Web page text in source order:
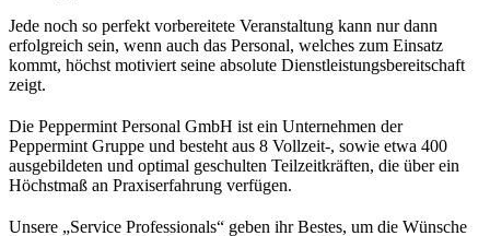
Jede noch so perfekt vorbereitete Veranstaltung kann nur dann
erfolgreich sein, wenn auch das Personal, welches zum Einsatz
kommt, höchst motiviert seine absolute Dienstleistungsbereitschaft
zeigt.
Die Peppermint Personal GmbH ist ein Unternehmen der
Peppermint Gruppe und besteht aus 8 Vollzeit-, sowie etwa 400
ausgebildeten und optimal geschulten Teilzeitkräften, die über ein
Höchstmaß an Praxiserfahrung verfügen.
Unsere „Service Professionals“ geben ihr Bestes, um die Wünsche